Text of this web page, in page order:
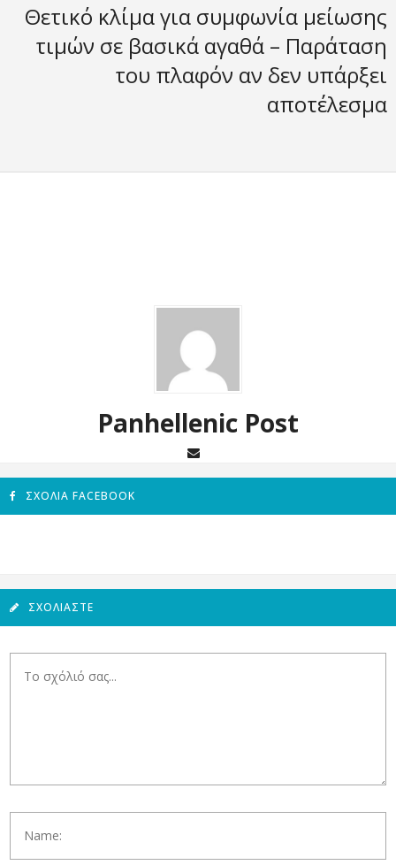
Θετικό κλίμα για συμφωνία μείωσης
τιμών σε βασικά αγαθά – Παράταση
του πλαφόν αν δεν υπάρξει
αποτέλεσμα
Panhellenic Post
ΣΧΌΛΙΑ FACEBOOK
ΣΧΟΛΙΆΣΤΕ